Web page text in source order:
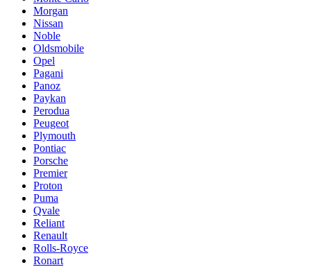
Morgan
Nissan
Noble
Oldsmobile
Opel
Pagani
Panoz
Paykan
Perodua
Peugeot
Plymouth
Pontiac
Porsche
Premier
Proton
Puma
Qvale
Reliant
Renault
Rolls-Royce
Ronart